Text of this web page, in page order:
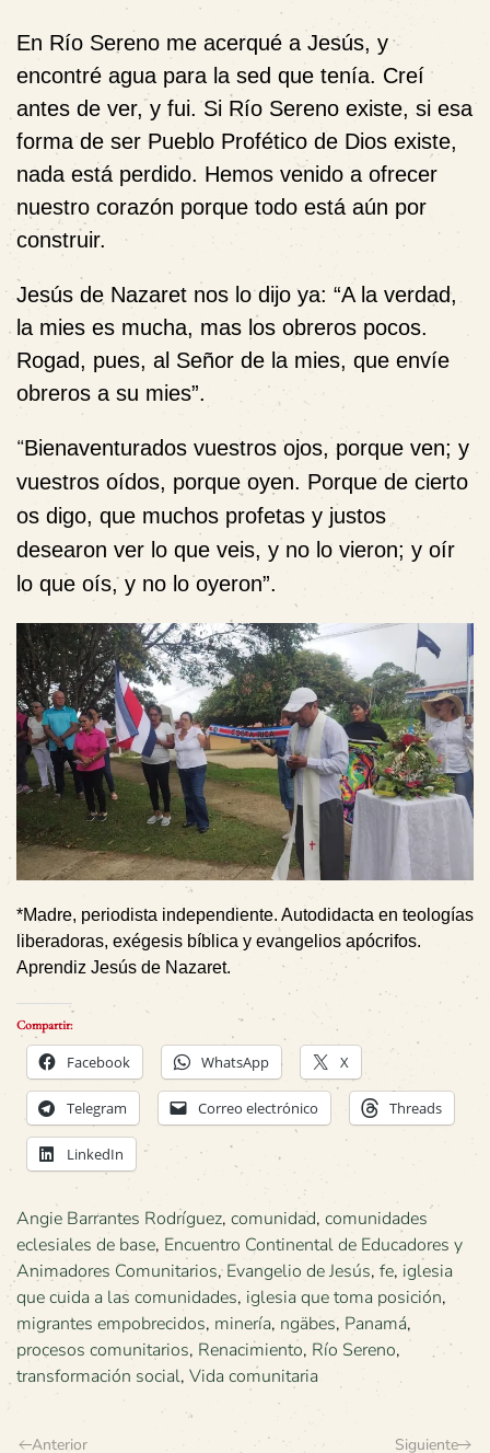
En Río Sereno me acerqué a Jesús, y
encontré agua para la sed que tenía. Creí
antes de ver, y fui. Si Río Sereno existe, si esa
forma de ser Pueblo Profético de Dios existe,
nada está perdido. Hemos venido a ofrecer
nuestro corazón porque todo está aún por
construir.
Jesús de Nazaret nos lo dijo ya: “A la verdad,
la mies es mucha, mas los obreros pocos.
Rogad, pues, al Señor de la mies, que envíe
obreros a su mies”.
“Bienaventurados vuestros ojos, porque ven; y
vuestros oídos, porque oyen. Porque de cierto
os digo, que muchos profetas y justos
desearon ver lo que veis, y no lo vieron; y oír
lo que oís, y no lo oyeron”.
*Madre, periodista independiente. Autodidacta en teologías
liberadoras, exégesis bíblica y evangelios apócrifos.
Aprendiz Jesús de Nazaret.
Compartir:
Facebook WhatsApp X
Telegram Correo electrónico Threads
LinkedIn
Angie Barrantes Rodríguez, comunidad, comunidades
eclesiales de base, Encuentro Continental de Educadores y
Animadores Comunitarios,Evangelio de Jesús, fe, iglesia
que cuida a las comunidades, iglesia que toma posición,
migrantes empobrecidos, minería, ngäbes, Panamá,
procesos comunitarios, Renacimiento, Río Sereno,
transformación social, Vida comunitaria
Anterior Siguiente